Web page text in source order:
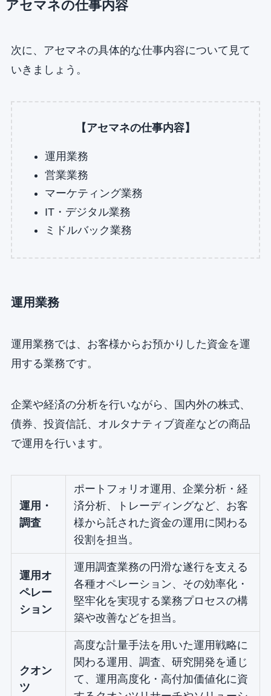
アセマネの仕事内容
次に、アセマネの具体的な仕事内容について見て
いきましょう。
【アセマネの仕事内容】
運用業務
営業業務
マーケティング業務
IT・デジタル業務
ミドルバック業務
運用業務
運用業務では、お客様からお預かりした資金を運
用する業務です。
企業や経済の分析を行いながら、国内外の株式、
債券、投資信託、オルタナティブ資産などの商品
で運用を行います。
運用・
調査
ポートフォリオ運用、企業分析・経
済分析、トレーディングなど、お客
様から託された資金の運用に関わる
役割を担当。
運用オ
ペレー
ション
運用調査業務の円滑な遂行を支える
各種オペレーション、その効率化・
堅牢化を実現する業務プロセスの構
築や改善などを担当。
クオン
ツ
高度な計量手法を用いた運用戦略に
関わる運用、調査、研究開発を通じ
て、運用高度化・高付加価値化に資